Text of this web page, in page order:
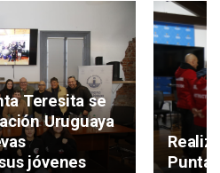
Teresita se
Uruguaya
jóvenes
Punta